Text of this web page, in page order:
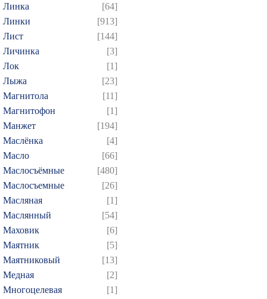
Линка
[64]
Линки
[913]
Лист
[144]
Личинка
[3]
Лок
[1]
Лыжа
[23]
Магнитола
[11]
Магнитофон
[1]
Манжет
[194]
Маслёнка
[4]
Масло
[66]
Маслосъёмные
[480]
Маслосъемные
[26]
Масляная
[1]
Маслянный
[54]
Маховик
[6]
Маятник
[5]
Маятниковый
[13]
Медная
[2]
Многоцелевая
[1]